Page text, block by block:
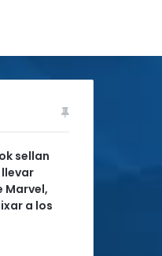
sellan
Marvel,
a los